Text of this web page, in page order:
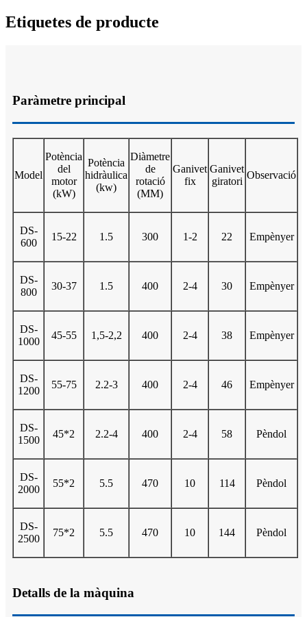
Etiquetes de producte
Paràmetre principal
Model
Potència
del
motor
(kW)
Potència
hidràulica
(kw)
Diàmetre
de
rotació
(MM)
Ganivet
fix
Ganivet
giratori
Observació
DS-
600
15-22 1.5 300 1-2 22 Empènyer
DS-
800
30-37 1.5 400 2-4 30 Empènyer
DS-
1000
45-55 1,5-2,2 400 2-4 38 Empènyer
DS-
1200
55-75 2.2-3 400 2-4 46 Empènyer
DS-
1500
45*2 2.2-4 400 2-4 58 Pèndol
DS-
2000
55*2 5.5 470 10 114 Pèndol
DS-
2500
75*2 5.5 470 10 144 Pèndol
Detalls de la màquina